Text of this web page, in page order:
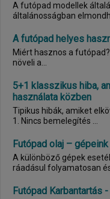
A futópad modellek általános
általánosságban
A futópad helyes
Miért hasznos a futópad? A futás javítja az állóképességet,
növeli a...
5+1 klasszikus hiba,
használata közben
Tipikus hibák, amiket
Futópad olaj –
A különböző gépek
ráadásul folyamatosan
Futópad Karbantartás